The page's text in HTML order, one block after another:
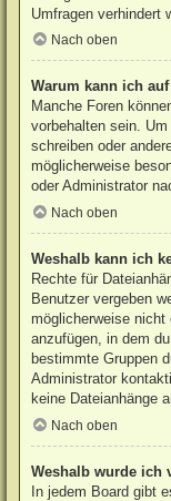
Umfragen verhindert
Nach oben
Warum kann ich
Manche Foren
vorbehalten sein.
schreiben oder
möglicherweise
oder Administrator
Nach oben
Weshalb kann ich
Rechte für
Benutzer vergeben
möglicherweise nicht
anzufügen, in dem
bestimmte Gruppen
Administrator
keine Dateianhänge
Nach oben
Weshalb wurde ich
In jedem Board gibt